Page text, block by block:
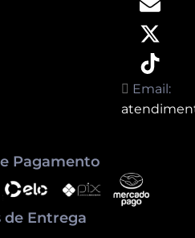
Email:
Pagamento
de Entrega